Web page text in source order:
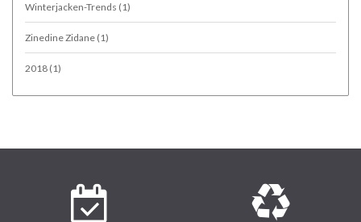
Winterjacken-Trends (1)
Zinedine Zidane (1)
2018 (1)